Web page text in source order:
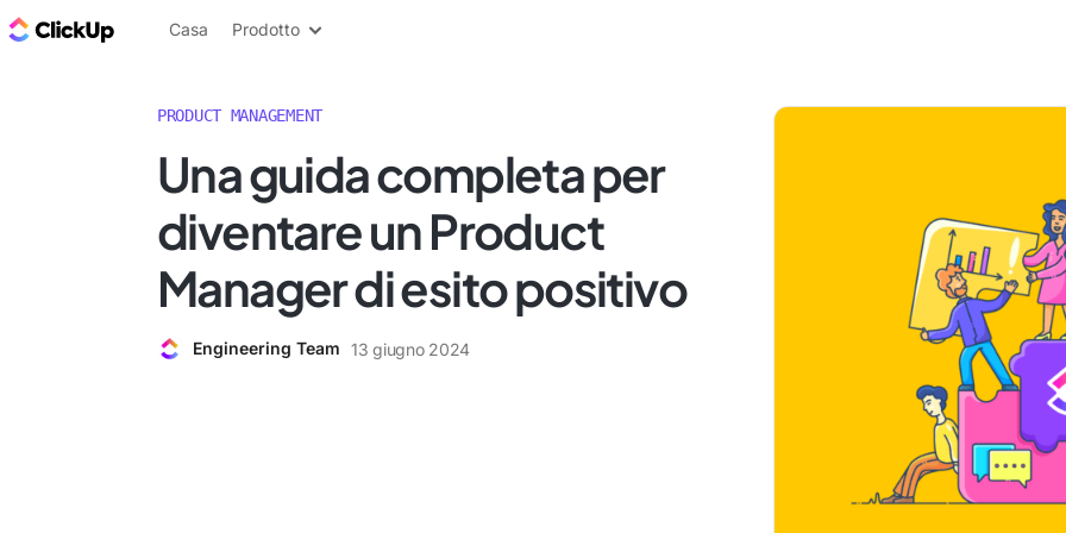
Blog di ClickUp
Casa Prodotto
PRODUCT MANAGEMENT
Una guida completa per
diventare un Product
Manager di esito positivo
Engineering Team 13 giugno 2024